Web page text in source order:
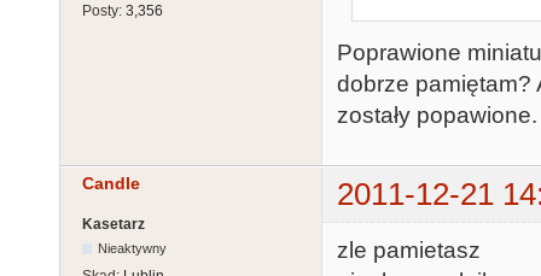
Posty: 3,356
Poprawione
dobrze pamiętam?
zostały popawione.
Candle 2011-12-21
Kasetarz
Nieaktywny
zle pamietasz